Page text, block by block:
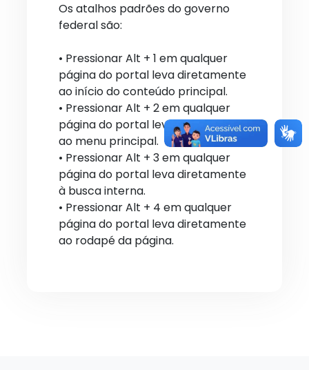
Os atalhos padrões do governo
federal são:
• Pressionar Alt + 1 em qualquer
página do portal leva diretamente
ao início do conteúdo principal.
• Pressionar Alt + 2 em qualquer
página do portal leva diretamente
ao menu principal.
• Pressionar Alt + 3 em qualquer
página do portal leva diretamente
à busca interna.
• Pressionar Alt + 4 em qualquer
página do portal leva diretamente
ao rodapé da página.